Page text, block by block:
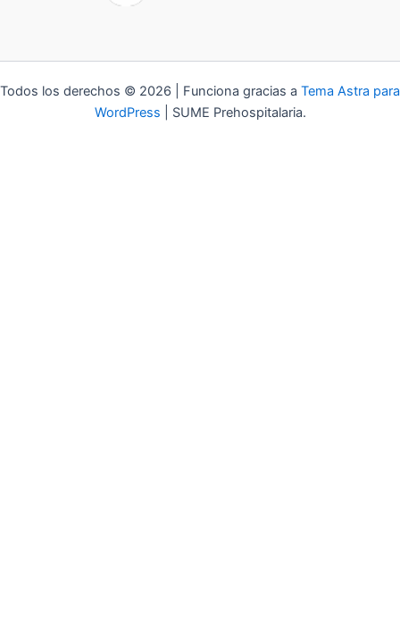
Todos los derechos © 2026 | Funciona gracias a Tema Astra para
WordPress | SUME Prehospitalaria.